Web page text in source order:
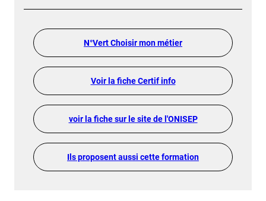
N°Vert Choisir mon métier
Voir la fiche Certif info
voir la fiche sur le site de l'ONISEP
Ils proposent aussi cette formation